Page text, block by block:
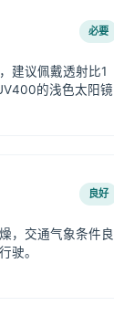
必要
建议佩戴透射比1
的浅色太阳镜
良好
，交通气象条件良
驶。